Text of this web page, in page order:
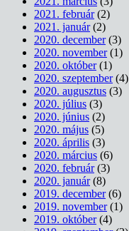
2021. február(2)
2021. január(2)
2020. december(3)
2020. november(1)
2020. október(1)
2020. szeptember(4)
2020. augusztus (3)
2020. július (3)
2020. június (2)
2020. május (5)
2020. április (3)
2020. március (6)
2020. február(3)
2020. január(8)
2019. december(6)
2019. november(1)
2019. október(4)